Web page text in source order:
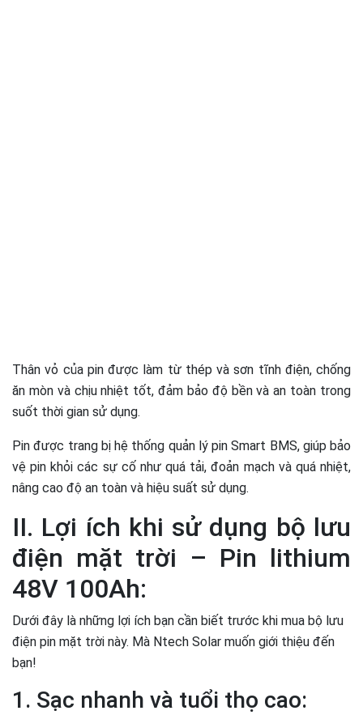
Thân vỏ của pin được làm từ thép và sơn tĩnh điện, chống
ăn mòn và chịu nhiệt tốt, đảm bảo độ bền và an toàn trong
suốt thời gian sử dụng.
Pin được trang bị hệ thống quản lý pin Smart BMS, giúp bảo
vệ pin khỏi các sự cố như quá tải, đoản mạch và quá nhiệt,
nâng cao độ an toàn và hiệu suất sử dụng.
II. Lợi ích khi sử dụng bộ lưu
điện mặt trời – Pin lithium
48V 100Ah:
Dưới đây là những lợi ích bạn cần biết trước khi mua bộ lưu
điện pin mặt trời này. Mà Ntech Solar muốn giới thiệu đến
bạn!
1. Sạc nhanh và tuổi thọ cao: